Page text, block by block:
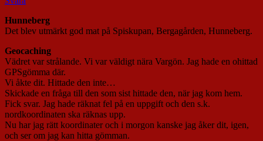
Hunneberg
Det blev utmärkt god mat på Spiskupan, Bergagården, Hunneberg.
Geocaching
Vädret var strålande. Vi var väldigt nära Vargön. Jag hade en ohittad
GPSgömma där.
Vi åkte dit. Hittade den inte…
Skickade en fråga till den som sist hittade den, när jag kom hem.
Fick svar. Jag hade räknat fel på en uppgift och den s.k.
nordkoordinaten ska räknas upp.
Nu har jag rätt koordinater och i morgon kanske jag åker dit, igen,
och ser om jag kan hitta gömman.